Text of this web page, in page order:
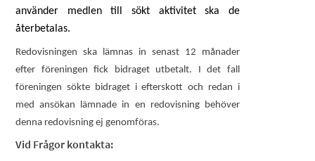
använder medlen till sökt aktivitet ska de
återbetalas.
Redovisningen ska lämnas in senast 12 månader
efter föreningen fick bidraget utbetalt. I det fall
föreningen sökte bidraget i efterskott och redan i
med ansökan lämnade in en redovisning behöver
denna redovisning ej genomföras.
Vid Frågor kontakta: